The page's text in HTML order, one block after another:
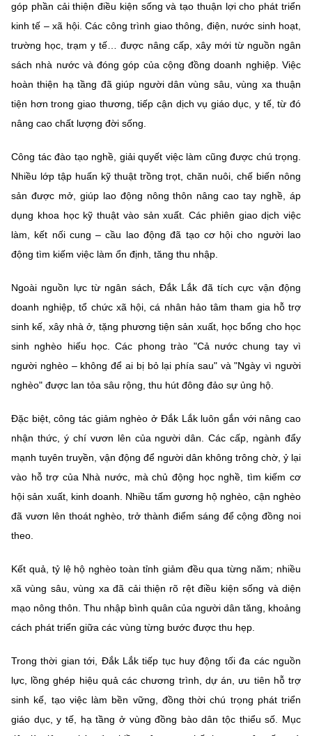
Vietnamese English
BỘ KHOA HỌC VÀ CÔNG NGHỆ
MINISTRY OF SCIENCE AND TECHNOLOGY
Điều khoản sử dụng Theo dõi MST:
Cơ quan chủ quản: Bộ Khoa học và Công nghệ (MST)
Chịu trách nhiệm nội dung: Nguyễn Thị Hải Hằng
Giám đốc Trung tâm Truyền thông Khoa học và Công nghệ.
Liên hệ
Điện thoại: 024 3936 9506
Email:stc@mst.gov.vn
(Ghi rõ nguồn "https://mst.gov.vn" khi phát hành lại thông tin từ
website này)
góp phần cải thiện điều kiện sống và tạo thuận lợi cho phát triển
kinh tế – xã hội. Các công trình giao thông, điện, nước sinh hoạt,
trường học, trạm y tế… được nâng cấp, xây mới từ nguồn ngân
sách nhà nước và đóng góp của cộng đồng doanh nghiệp. Việc
hoàn thiện hạ tầng đã giúp người dân vùng sâu, vùng xa thuận
tiện hơn trong giao thương, tiếp cận dịch vụ giáo dục, y tế, từ đó
nâng cao chất lượng đời sống.
Công tác đào tạo nghề, giải quyết việc làm cũng được chú trọng.
Nhiều lớp tập huấn kỹ thuật trồng trọt, chăn nuôi, chế biến nông
sản được mở, giúp lao động nông thôn nâng cao tay nghề, áp
dụng khoa học kỹ thuật vào sản xuất. Các phiên giao dịch việc
làm, kết nối cung – cầu lao động đã tạo cơ hội cho người lao
động tìm kiếm việc làm ổn định, tăng thu nhập.
Ngoài nguồn lực từ ngân sách, Đắk Lắk đã tích cực vận động
doanh nghiệp, tổ chức xã hội, cá nhân hảo tâm tham gia hỗ trợ
sinh kế, xây nhà ở, tặng phương tiện sản xuất, học bổng cho học
sinh nghèo hiếu học. Các phong trào "Cả nước chung tay vì
người nghèo – không để ai bị bỏ lại phía sau" và "Ngày vì người
nghèo" được lan tỏa sâu rộng, thu hút đông đảo sự ủng hộ.
Đặc biệt, công tác giảm nghèo ở Đắk Lắk luôn gắn với nâng cao
nhận thức, ý chí vươn lên của người dân. Các cấp, ngành đẩy
mạnh tuyên truyền, vận động để người dân không trông chờ, ỷ lại
vào hỗ trợ của Nhà nước, mà chủ động học nghề, tìm kiếm cơ
hội sản xuất, kinh doanh. Nhiều tấm gương hộ nghèo, cận nghèo
đã vươn lên thoát nghèo, trở thành điểm sáng để cộng đồng noi
theo.
Kết quả, tỷ lệ hộ nghèo toàn tỉnh giảm đều qua từng năm; nhiều
xã vùng sâu, vùng xa đã cải thiện rõ rệt điều kiện sống và diện
mạo nông thôn. Thu nhập bình quân của người dân tăng, khoảng
cách phát triển giữa các vùng từng bước được thu hẹp.
Trong thời gian tới, Đắk Lắk tiếp tục huy động tối đa các nguồn
lực, lồng ghép hiệu quả các chương trình, dự án, ưu tiên hỗ trợ
sinh kế, tạo việc làm bền vững, đồng thời chú trọng phát triển
giáo dục, y tế, hạ tầng ở vùng đồng bào dân tộc thiểu số. Mục